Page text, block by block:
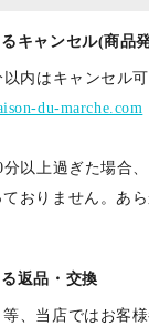
キャンセル(商品
内はキャンセル可
du-marche.com
以上過ぎた場合
おりません。あ
返品・交換
、当店ではお客